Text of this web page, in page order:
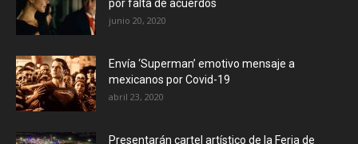
por falta de acuerdos
junio 20, 2020
Envía ‘Superman’ emotivo mensaje a
mexicanos por Covid-19
abril 23, 2020
Presentarán cartel artístico de la Feria de